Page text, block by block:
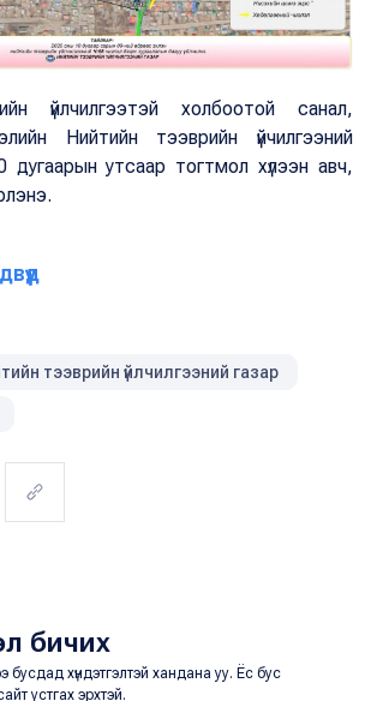
үйлчилгээтэй холбоотой санал,
Нийтийн тээврийн үйчилгээний
дугаарын утсаар тогтмол хүлээн авч,
тээврийн үйлчилгээний газар
бичих
бусдад хүндэтгэлтэй хандана уу. Ёс бус
устгах эрхтэй.